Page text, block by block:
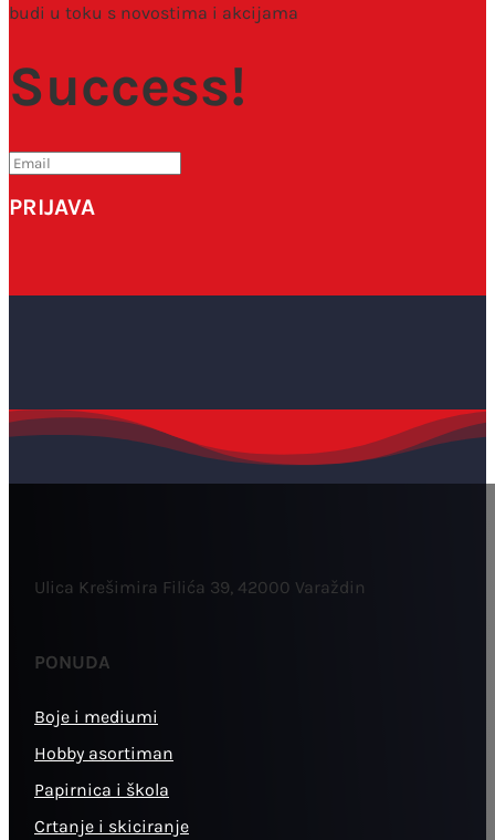
budi u toku s novostima i akcijama
Success!
PRIJAVA
Ulica Krešimira Filića 39, 42000 Varaždin
PONUDA
Boje i mediumi
Hobby asortiman
Papirnica i škola
Crtanje i skiciranje